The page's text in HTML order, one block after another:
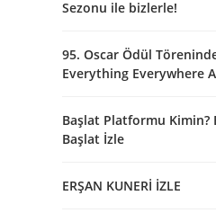
Sezonu ile bizlerle!
95. Oscar Ödül
Everything Everywhere
Başlat Platformu Kimin?
Başlat İzle
ERŞAN KUNERİ İZLE